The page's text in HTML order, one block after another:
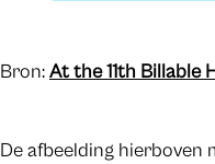
Bron:At the 11th Billable
De afbeelding